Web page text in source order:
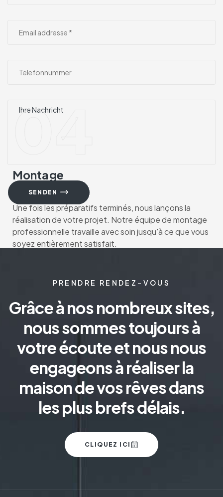
04
Montage
Une fois les préparatifs terminés, nous lançons la
réalisation de votre projet. Notre équipe de montage
professionnelle travaille avec soin jusqu'à ce que vous
soyez entièrement satisfait.
SENDEN
PRENDRE RENDEZ-VOUS
Grâce à nos nombreux sites,
nous sommes toujours à
votre écoute et nous nous
engageons à réaliser la
maison de vos rêves dans
les plus brefs délais.
CLIQUEZ ICI